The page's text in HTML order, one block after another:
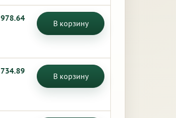
978.64
В корзину
734.89
В корзину